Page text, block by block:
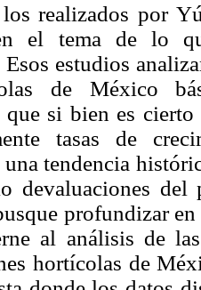
realizados por
el tema de lo
Esos estudios
de México
si bien es
tasas de
una tendencia
devaluaciones
profundizar
al análisis de
hortícolas de